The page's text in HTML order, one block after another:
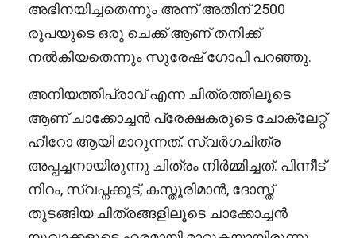
അഭിനയിച്ചതെന്നും അന്ന് അതിന് 2500
രൂപയുടെ ഒരു ചെക്ക് ആണ് തനിക്ക്
നൽകിയതെന്നും സുരേഷ് ഗോപി പറഞ്ഞു.
അനിയത്തിപ്രാവ് എന്ന ചിത്രത്തിലൂടെ
ആണ് ചാക്കോച്ചൻ പ്രേക്ഷകരുടെ ചോക്ലേറ്റ്
ഹീറോ ആയി മാറുന്നത്. സ്വർഗചിത്ര
അപ്പച്ചനായിരുന്നു ചിത്രം നിർമ്മിച്ചത്. പിന്നീട്
നിറം, സ്വപ്നക്കൂട്, കസ്തൂരിമാൻ, ദോസ്ത്
തുടങ്ങിയ ചിത്രങ്ങളിലൂടെ ചാക്കോച്ചൻ